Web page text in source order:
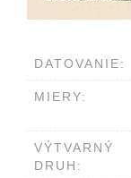
DATOVANIE:
MIERY:
VÝTVARNÝ
DRUH: